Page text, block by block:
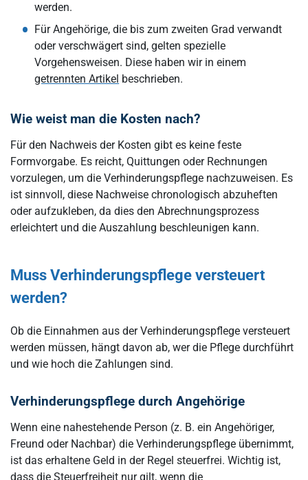
werden.
Für Angehörige, die bis zum zweiten Grad verwandt
oder verschwägert sind, gelten spezielle
Vorgehensweisen. Diese haben wir in einem
getrennten Artikel beschrieben.
Wie weist man die Kosten nach?
Für den Nachweis der Kosten gibt es keine feste
Formvorgabe. Es reicht, Quittungen oder Rechnungen
vorzulegen, um die Verhinderungspflege nachzuweisen. Es
ist sinnvoll, diese Nachweise chronologisch abzuheften
oder aufzukleben, da dies den Abrechnungsprozess
erleichtert und die Auszahlung beschleunigen kann.
Muss Verhinderungspflege versteuert
werden?
Ob die Einnahmen aus der Verhinderungspflege versteuert
werden müssen, hängt davon ab, wer die Pflege durchführt
und wie hoch die Zahlungen sind.
Verhinderungspflege durch Angehörige
Wenn eine nahestehende Person (z. B. ein Angehöriger,
Freund oder Nachbar) die Verhinderungspflege übernimmt,
ist das erhaltene Geld in der Regel steuerfrei. Wichtig ist,
dass die Steuerfreiheit nur gilt, wenn die